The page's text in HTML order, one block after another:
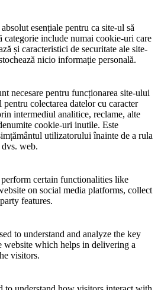
esențiale pentru ca site-ul să
categorie include numai cookie-uri care
și caracteristici de securitate ale site-
nicio informație personală.
necesare pentru funcționarea site-ului
colectarea datelor cu caracter
intermediul analitice, reclame, alte
cookie-uri inutile. Este
utilizatorului înainte de a rula
web.
certain functionalities like
on social media platforms, collect
features.
to understand and analyze the key
website which helps in delivering a
visitors.